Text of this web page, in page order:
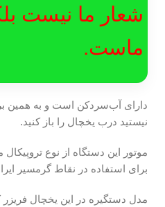
شعار ما نیست
ماست.
دارای آب‌سردکن است و به همین
نیستید درب یخچال را باز کنید.
موتور این دستگاه از نوع
برای استفاده در نقاط گرمسیر
مدل دستگیره در این یخچال